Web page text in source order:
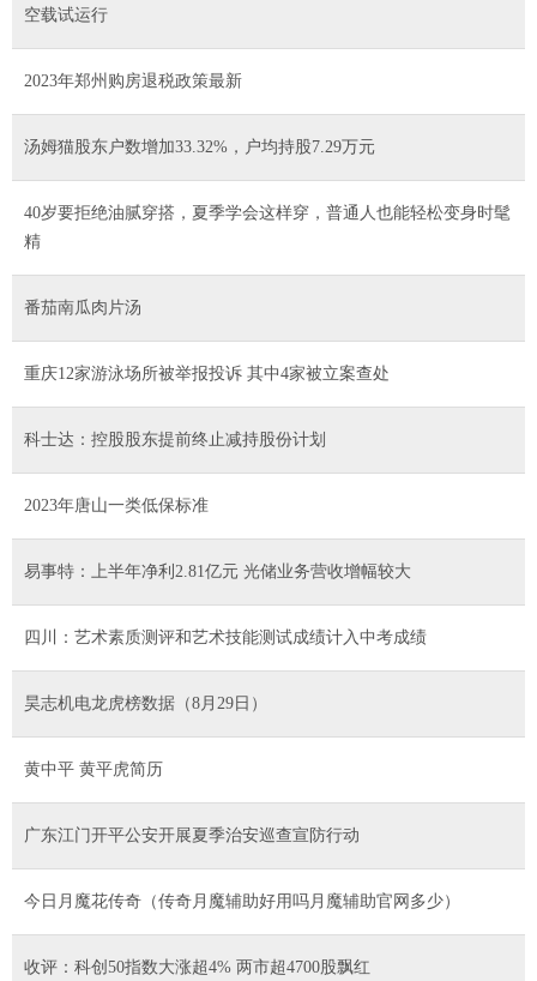
空载试运行
2023年郑州购房退税政策最新
汤姆猫股东户数增加33.32%，户均持股7.29万元
40岁要拒绝油腻穿搭，夏季学会这样穿，普通人也能轻松变身时髦
精
番茄南瓜肉片汤
重庆12家游泳场所被举报投诉 其中4家被立案查处
科士达：控股股东提前终止减持股份计划
2023年唐山一类低保标准
易事特：上半年净利2.81亿元 光储业务营收增幅较大
四川：艺术素质测评和艺术技能测试成绩计入中考成绩
昊志机电龙虎榜数据（8月29日）
黄中平 黄平虎简历
广东江门开平公安开展夏季治安巡查宣防行动
今日月魔花传奇（传奇月魔辅助好用吗月魔辅助官网多少）
收评：科创50指数大涨超4% 两市超4700股飘红